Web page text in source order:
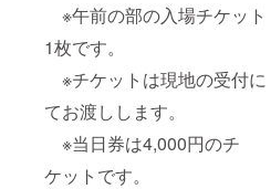
※午前の部の入場チケット
1枚です。
※チケットは現地の受付に
てお渡しします。
※当日券は4,000円のチ
ケットです。